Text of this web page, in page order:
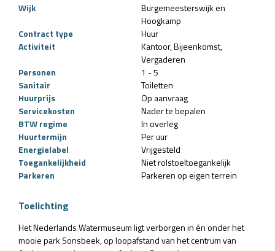
Wijk
Burgemeesterswijk en
Hoogkamp
Contract type
Huur
Activiteit
Kantoor Bijeenkomst
Vergaderen
Personen
1 - 5
Sanitair
Toiletten
Huurprijs
Op aanvraag
Servicekosten
Nader te bepalen
BTW regime
In overleg
Huurtermijn
Per uur
Energielabel
Vrijgesteld
Toegankelijkheid
Niet rolstoeltoegankelijk
Parkeren
Parkeren op eigen terrein
Toelichting
Het Nederlands Watermuseum ligt verborgen in én onder het
mooie park Sonsbeek, op loopafstand van het centrum van